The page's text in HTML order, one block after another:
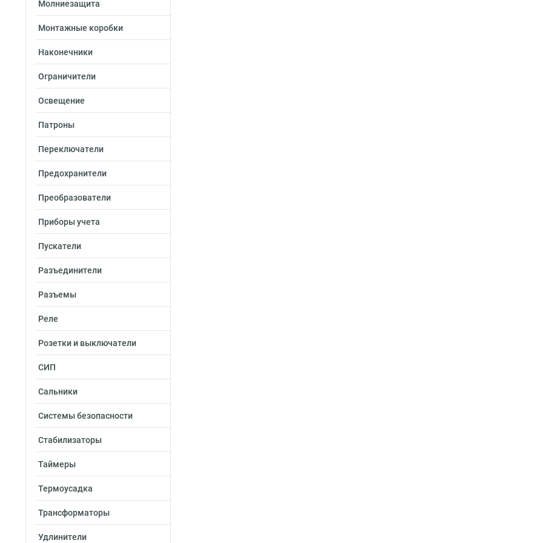
Молниезащита
Монтажные коробки
Наконечники
Ограничители
Освещение
Патроны
Переключатели
Предохранители
Преобразователи
Приборы учета
Пускатели
Разъединители
Разъемы
Реле
Розетки и выключатели
СИП
Сальники
Системы безопасности
Стабилизаторы
Таймеры
Термоусадка
Трансформаторы
Удлинители